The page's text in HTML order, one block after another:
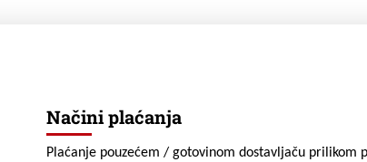
Načini plaćanja
Plaćanje pouzećem / gotovinom dostavljaču prilikom